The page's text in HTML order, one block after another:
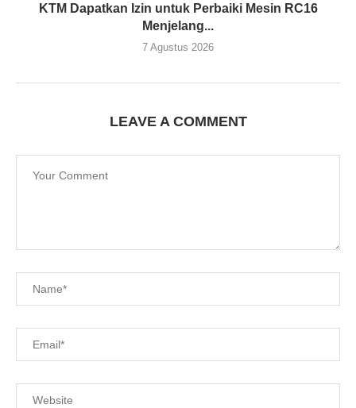
KTM Dapatkan Izin untuk Perbaiki Mesin RC16
Menjelang...
7 Agustus 2026
LEAVE A COMMENT